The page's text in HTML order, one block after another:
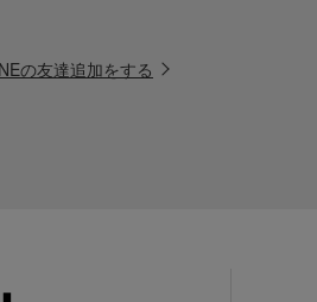
の友達追加をする